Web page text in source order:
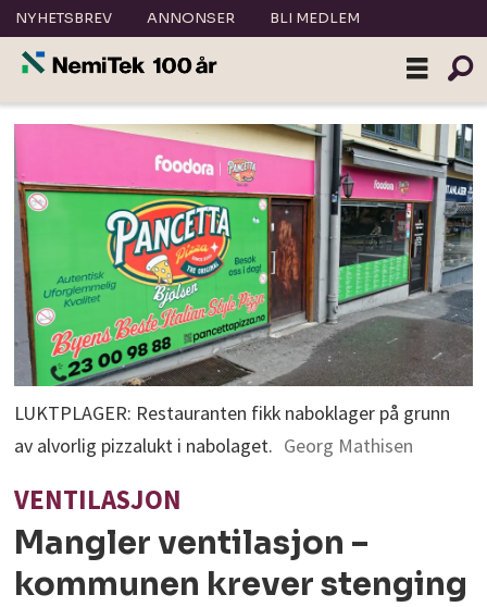
NYHETSBREV ANNONSER BLI MEDLEM
LUKTPLAGER: Restauranten fikk naboklager på grunn
av alvorlig pizzalukt i nabolaget. Georg Mathisen
VENTILASJON
Mangler ventilasjon –
kommunen krever stenging